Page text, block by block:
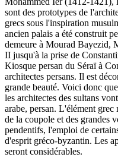
sont des prototypes de
grecs sous l'inspiration
ancien palais a été construit
demeure à Mourad Bayezid,
II jusqu'à la prise de
Kiosque persan du Séraï à
architectes persans. Il est
grande beauté. Voici donc
les architectes des sultans
arabe, persan. L'élément grec
de la coupole et des grandes
pendentifs, l'emploi de
d'esprit gréco-byzantin. Les
seront considérables.